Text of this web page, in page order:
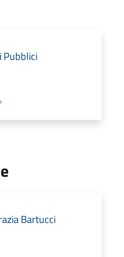
Pubblici
Bartucci